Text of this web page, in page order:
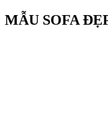
MẪU SOFA